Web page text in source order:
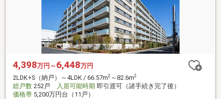
4,398万円～ 6,448万円
2LDK+S（納戸）～4LDK / 66.57m2 ～82.6m2
総戸数 252戸 入居可能時期 即引渡可（諸手続き完了後）
価格帯 5,200万円台（11戸）